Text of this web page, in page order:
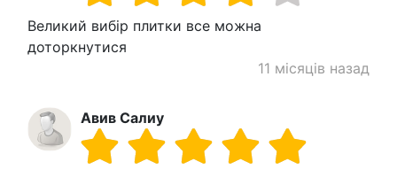
Великий вибір плитки все можна
доторкнутися
11 місяців назад
Авив Салиу